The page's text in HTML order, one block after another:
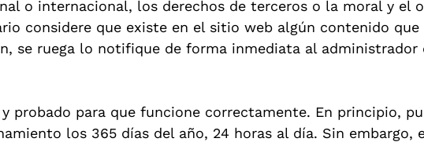
o internacional, los derechos de terceros o la moral y el
considere que existe en el sitio web algún contenido que
se ruega lo notifique de forma inmediata al administrador
probado para que funcione correctamente. En principio,
los 365 días del año, 24 horas al día. Sin embargo,